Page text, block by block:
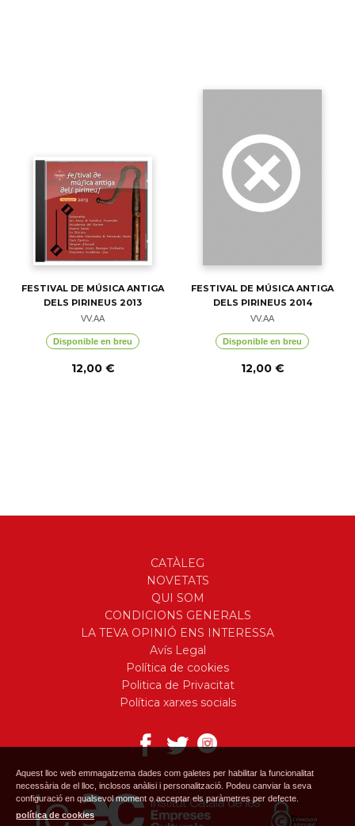
FESTIVAL DE MÚSICA ANTIGA
DELS PIRINEUS 2013
VV.AA
Disponible en breu
12,00 €
FESTIVAL DE MÚSICA ANTIGA
DELS PIRINEUS 2014
VV.AA
Disponible en breu
12,00 €
CATÀLEG
NOVETATS
QUI SOM
CONDICIONS GENERALS
LA TEVA OPINIÓ ENS INTERESSA
Avís Legal
Política de cookies
Politica de Privacitat
Política xarxes socials
Aquest lloc web emmagatzema dades com galetes per habilitar la funcionalitat
necessària de el lloc, inclosos anàlisi i personalització. Podeu canviar la seva
configuració en qualsevol moment o acceptar els paràmetres per defecte.
política de cookies